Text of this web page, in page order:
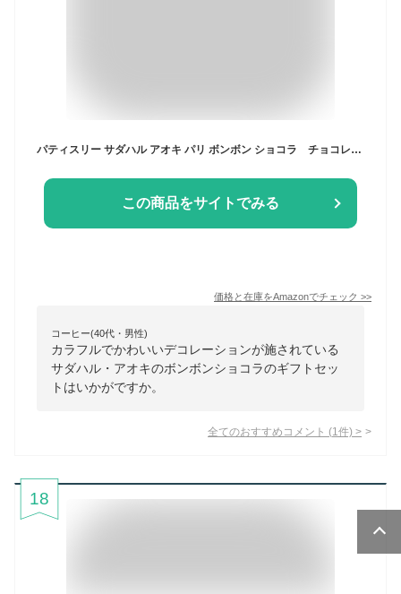
パティスリー サダハル アオキ パリ ボンボン ショコラ チョコレート 9Ｐセット
この商品をサイトでみる
価格と在庫をAmazonでチェック >>
コーヒー(40代・男性)
カラフルでかわいいデコレーションが施されている
サダハル・アオキのボンボンショコラのギフトセッ
トはいかがですか。
全てのおすすめコメント (1 件) >
18